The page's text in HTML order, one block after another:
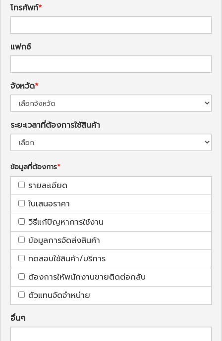
โทรศัพท์
แฟกซ์
จังหวัด
ระยะเวลาที่ต้องการใช้สินค้า
ข้อมูลที่ต้องการ
รายละเอียด
ใบเสนอราคา
วิธีแก้ปัญหาการใช้งาน
ข้อมูลการจัดส่งสินค้า
ทดสอบใช้สินค้า/บริการ
ต้องการให้พนักงานขายติดต่อกลับ
ตัวแทนจัดจำหน่าย
อื่นๆ